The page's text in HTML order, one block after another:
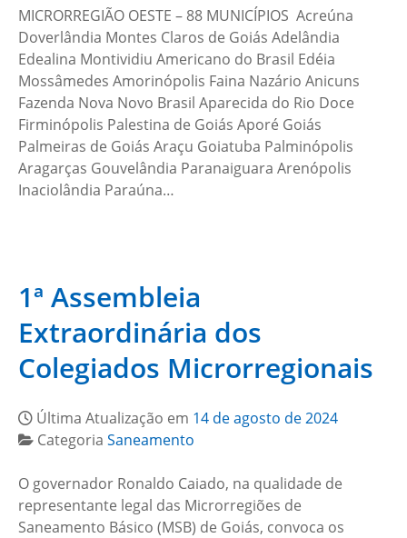
MICRORREGIÃO OESTE – 88 MUNICÍPIOS Acreúna
Doverlândia Montes Claros de Goiás Adelândia
Edealina Montividiu Americano do Brasil Edéia
Mossâmedes Amorinópolis Faina Nazário Anicuns
Fazenda Nova Novo Brasil Aparecida do Rio Doce
Firminópolis Palestina de Goiás Aporé Goiás
Palmeiras de Goiás Araçu Goiatuba Palminópolis
Aragarças Gouvelândia Paranaiguara Arenópolis
Inaciolândia Paraúna…
1ª Assembleia
Extraordinária dos
Colegiados Microrregionais
Última Atualização em 14 de agosto de 2024
Categoria Saneamento
O governador Ronaldo Caiado, na qualidade de
representante legal das Microrregiões de
Saneamento Básico (MSB) de Goiás, convoca os